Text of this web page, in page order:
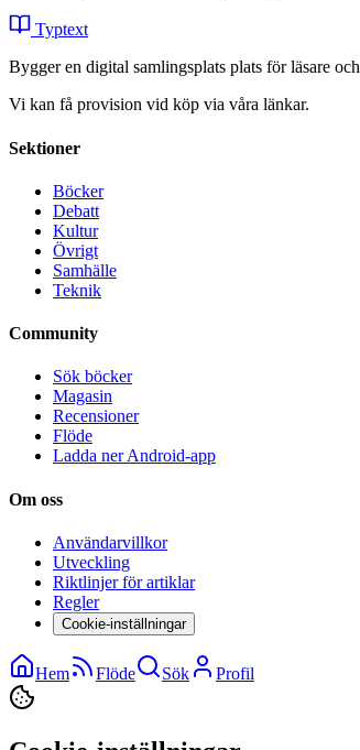
Typtext
Bygger en digital samlingsplats plats för läsare
Vi kan få provision vid köp via våra länkar.
Sektioner
Böcker
Debatt
Kultur
Övrigt
Samhälle
Teknik
Community
Sök böcker
Magasin
Recensioner
Flöde
Ladda ner Android-app
Om oss
Användarvillkor
Utveckling
Riktlinjer för artiklar
Regler
Cookie-inställningar
Hem Flöde Sök Profil